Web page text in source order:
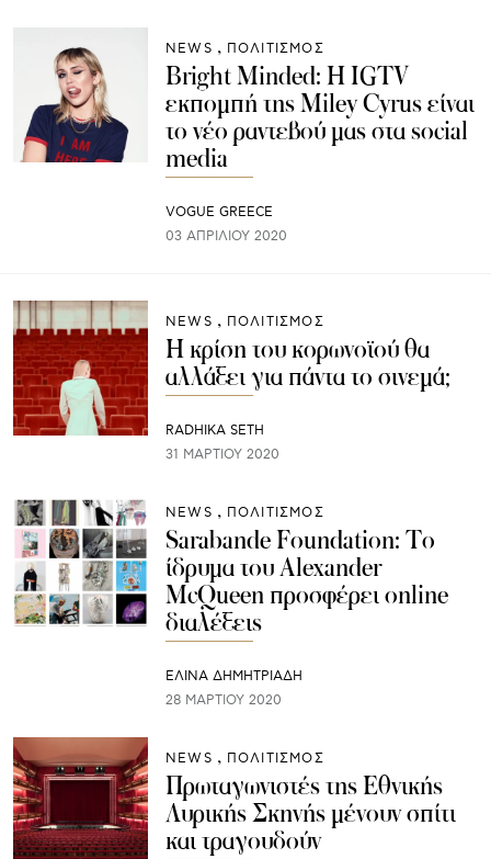
NEWS ΠΟΛΙΤΙΣΜΟΣ
Bright Minded: Η IGTV
εκπομπή της Miley Cyrus είναι
το νέο ραντεβού μας στα social
media
VOGUE GREECE
03 ΑΠΡΙΛΊΟΥ 2020
NEWS ΠΟΛΙΤΙΣΜΟΣ
Η κρίση του κορωνοϊού θα
αλλάξει για πάντα το σινεμά;
RADHIKA SETH
31 ΜΑΡΤΊΟΥ 2020
NEWS ΠΟΛΙΤΙΣΜΟΣ
Sarabande Foundation: Το
ίδρυμα του Alexander
McQueen προσφέρει online
διαλέξεις
ΕΛΙΝΑ ΔΗΜΗΤΡΙΑΔΗ
28 ΜΑΡΤΊΟΥ 2020
NEWS ΠΟΛΙΤΙΣΜΟΣ
Πρωταγωνιστές της Εθνικής
Λυρικής Σκηνής μένουν σπίτι
και τραγουδούν